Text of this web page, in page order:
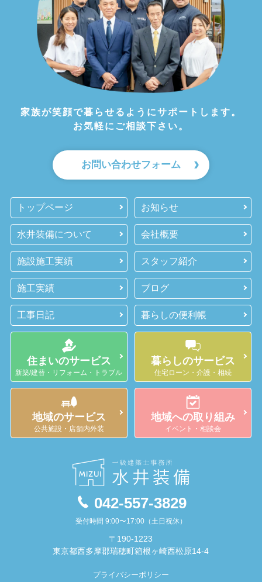
家族が笑顔で暮らせるようにサポートします。
お気軽にご相談下さい。
お問い合わせフォーム
042-557-3829
受付時間 9:00〜17:00（土日祝休）
〒190-1223
東京都西多摩郡瑞穂町箱根ヶ崎西松原14-4
トップページ お知らせ
水井装備について 会社概要
施設施工実績 スタッフ紹介
施工実績 ブログ
工事日記 暮らしの便利帳
住まいのサービス
新築/建替・リフォーム・トラブル
暮らしのサービス
住宅ローン・介護・相続
地域のサービス
公共施設・店舗内外装
地域への取り組み
イベント・相談会
プライバシーポリシー